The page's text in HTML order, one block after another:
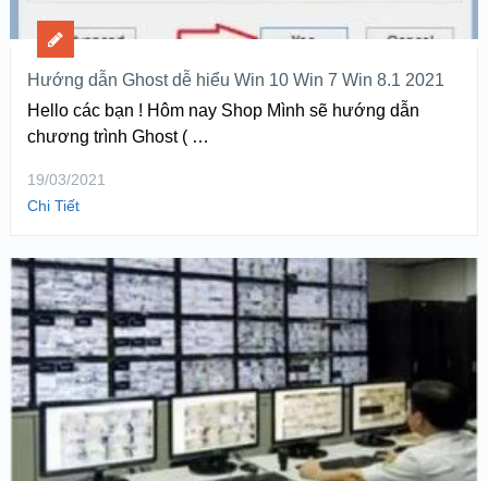
Hướng dẫn Ghost dễ hiểu Win 10 Win 7 Win 8.1 2021
Hello các bạn ! Hôm nay Shop Mình sẽ hướng dẫn
chương trình Ghost ( …
19/03/2021
Chi Tiết